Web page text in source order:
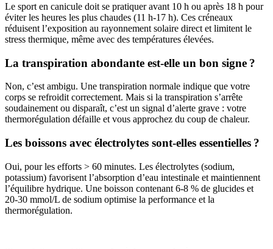
Le sport en canicule doit se pratiquer avant 10 h ou après 18 h pour
éviter les heures les plus chaudes (11 h-17 h). Ces créneaux
réduisent l’exposition au rayonnement solaire direct et limitent le
stress thermique, même avec des températures élevées.
La transpiration abondante est-elle un bon signe ?
Non, c’est ambigu. Une transpiration normale indique que votre
corps se refroidit correctement. Mais si la transpiration s’arrête
soudainement ou disparaît, c’est un signal d’alerte grave : votre
thermorégulation défaille et vous approchez du coup de chaleur.
Les boissons avec électrolytes sont-elles essentielles ?
Oui, pour les efforts > 60 minutes. Les électrolytes (sodium,
potassium) favorisent l’absorption d’eau intestinale et maintiennent
l’équilibre hydrique. Une boisson contenant 6-8 % de glucides et
20-30 mmol/L de sodium optimise la performance et la
thermorégulation.